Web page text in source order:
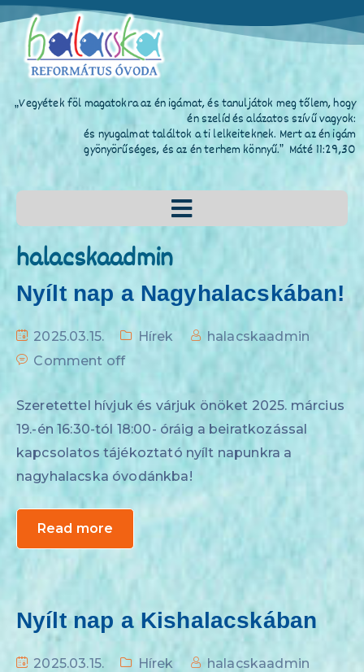
„Vegyétek föl magatokra az én igámat, és tanuljátok meg tőlem, hogy
én szelíd és alázatos szívű vagyok:
és nyugalmat találtok a ti lelkeiteknek. Mert az én igám
gyönyörűséges, és az én terhem könnyű.” Máté 11:29,30
halacskaadmin
Nyílt nap a Nagyhalacskában!
2025.03.15. Hírek
halacskaadmin
Comment off
Szeretettel hívjuk és várjuk önöket 2025. március
19.-én 16:30-tól 18:00- óráig a beiratkozással
kapcsolatos tájékoztató nyílt napunkra a
nagyhalacska óvodánkba!
Read more
Nyílt nap a Kishalacskában
2025.03.15. Hírek
halacskaadmin